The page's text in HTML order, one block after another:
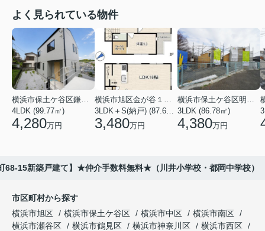
よく見られている物件
4LDK (99.77㎡)
4,280万円 3,480万円
3LDK (86.78㎡)
4,380万円
68-15新築戸建て】★仲介手数料無料★（川井小学校・都岡中学校）
市区町村から探す
横浜市旭区
横浜市保土ケ谷区 横浜市中区
横浜市南区
横浜市瀬谷区
横浜市鶴見区 横浜市神奈川区
横浜市西区